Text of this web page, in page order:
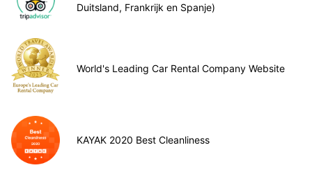
Duitsland, Frankrijk en Spanje)
World's Leading Car Rental Company Website
KAYAK 2020 Best Cleanliness